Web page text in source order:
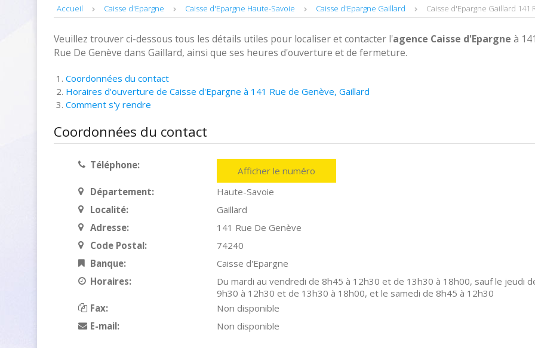
Accueil Caisse d'Epargne Caisse d'Epargne Haute-Savoie Caisse d'Epargne Gaillard Caisse d'Epargne Gaillard 141
Veuillez trouver ci-dessous tous les détails utiles pour localiser et contacter l'agence Caisse d'Epargne à
Rue De Genève dans Gaillard, ainsi que ses heures d'ouverture et de fermeture.
Coordonnées du contact
Horaires d'ouverture de Caisse d'Epargne à 141 Rue de Genève, Gaillard
Comment s'y rendre
Coordonnées du contact
Téléphone:
Afficher le numéro
Département:
Haute-Savoie
Localité:
Gaillard
Adresse:
141 Rue De Genève
Code Postal:
74240
Banque:
Caisse d'Epargne
Horaires:
Du mardi au vendredi de 8h45 à 12h30 et de 13h30 à 18h00, sauf le jeudi
9h30 à 12h30 et de 13h30 à 18h00, et le samedi de 8h45 à 12h30
Fax:
Non disponible
E-mail:
Non disponible